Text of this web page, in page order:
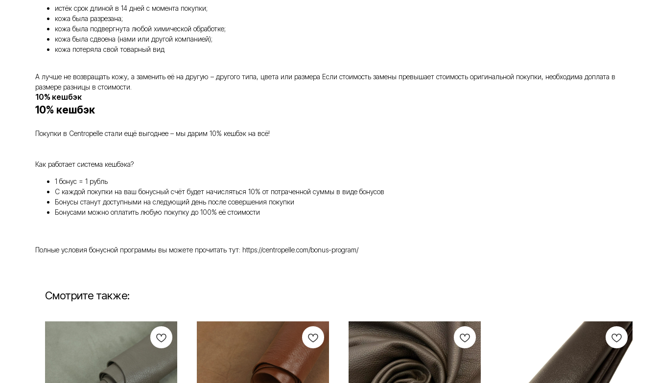
истёк срок длиной в 14 дней с момента покупки;
кожа была разрезана;
кожа была подвергнута любой химической обработке;
кожа была сдвоена (нами или другой компанией);
кожа потеряла свой товарный вид
А лучше не возвращать кожу, а заменить её на другую – другого типа, цвета или размера Если стоимость замены превышает стоимость оригинальной покупки, необходима доплата в
размере разницы в стоимости.
10% кешбэк
10% кешбэк
Покупки в Centropelle стали ещё выгоднее – мы дарим 10% кешбэк на всё!
Как работает система кешбэка?
1 бонус = 1 рубль
С каждой покупки на ваш бонусный счёт будет начисляться 10% от потраченной суммы в виде бонусов
Бонусы станут доступными на следующий день после совершения покупки
Бонусами можно оплатить любую покупку до 100% её стоимости
Полные условия бонусной программы вы можете прочитать тут: https://centropelle.com/bonus-program/
Смотрите также: